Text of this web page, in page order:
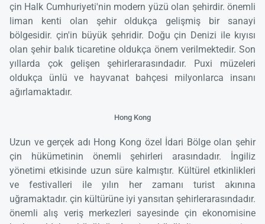
çin Halk Cumhuriyeti'nin modern yüzü olan şehirdir. önemli
liman kenti olan şehir oldukça gelişmiş bir sanayi
bölgesidir. çin'in büyük şehridir. Doğu çin Denizi ile kıyısı
olan şehir balık ticaretine oldukça önem verilmektedir. Son
yıllarda çok gelişen şehirlerarasındadır. Puxi müzeleri
oldukça ünlü ve hayvanat bahçesi milyonlarca insanı
ağırlamaktadır.
Hong Kong
Uzun ve gerçek adı Hong Kong özel İdari Bölge olan şehir
çin hükümetinin önemli şehirleri arasındadır. İngiliz
yönetimi etkisinde uzun süre kalmıştır. Kültürel etkinlikleri
ve festivalleri ile yılın her zamanı turist akınına
uğramaktadır. çin kültürüne iyi yansıtan şehirlerarasındadır.
önemli alış veriş merkezleri sayesinde çin ekonomisine